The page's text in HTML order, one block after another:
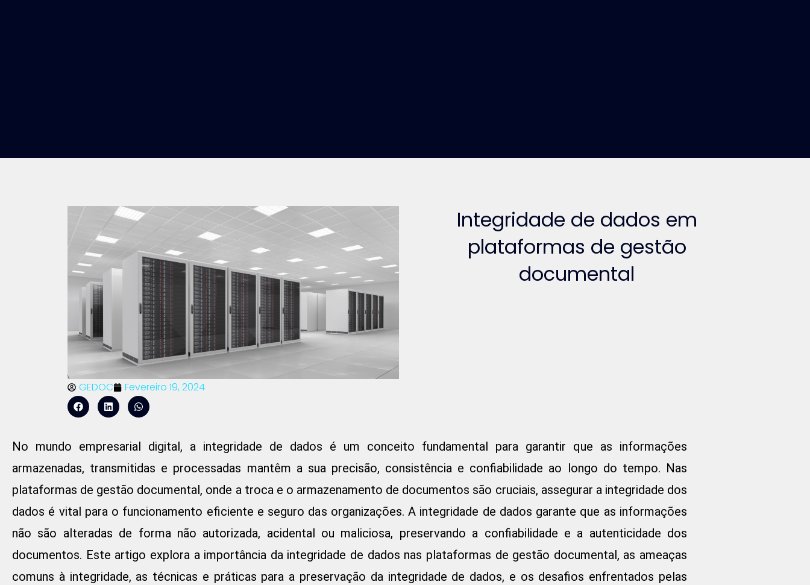
GEDOC Fevereiro 19, 2024
Integridade de dados em
plataformas de gestão
documental
No mundo empresarial digital, a integridade de dados é um conceito fundamental para garantir que as informações
armazenadas, transmitidas e processadas mantêm a sua precisão, consistência e confiabilidade ao longo do tempo. Nas
plataformas de gestão documental, onde a troca e o armazenamento de documentos são cruciais, assegurar a integridade dos
dados é vital para o funcionamento eficiente e seguro das organizações. A integridade de dados garante que as informações
não são alteradas de forma não autorizada, acidental ou maliciosa, preservando a confiabilidade e a autenticidade dos
documentos. Este artigo explora a importância da integridade de dados nas plataformas de gestão documental, as ameaças
comuns à integridade, as técnicas e práticas para a preservação da integridade de dados, e os desafios enfrentados pelas